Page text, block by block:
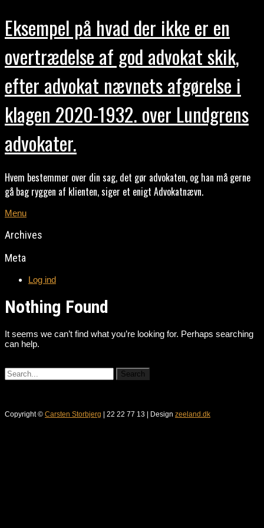
Eksempel på hvad der ikke er en
overtrædelse af god advokat skik,
efter advokat nævnets afgørelse i
klagen 2020-1932. over Lundgrens
advokater.
Hvem bestemmer over din sag, det gør advokaten, og han må gerne
gå bag ryggen af klienten, siger et enigt Advokatnævn.
Menu
Archives
Meta
Log ind
Nothing Found
It seems we can’t find what you’re looking for. Perhaps searching
can help.
Copyright © Carsten Storbjerg | 22 22 77 13 | Design zeeland.dk